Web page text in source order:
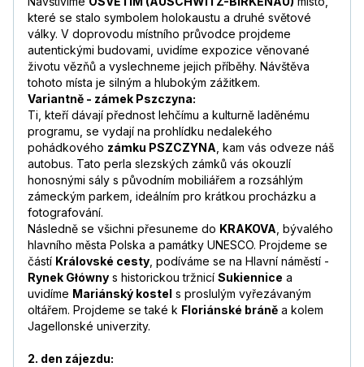
které se stalo symbolem holokaustu a druhé světové
války. V doprovodu místního průvodce projdeme
autentickými budovami, uvidíme expozice věnované
životu vězňů a vyslechneme jejich příběhy. Návštěva
tohoto místa je silným a hlubokým zážitkem.
Variantně - zámek Pszczyna:
Ti, kteří dávají přednost lehčímu a kulturně laděnému
programu, se vydají na prohlídku nedalekého
pohádkového zámku PSZCZYNA , kam vás odveze náš
autobus. Tato perla slezských zámků vás okouzlí
honosnými sály s původním mobiliářem a rozsáhlým
zámeckým parkem, ideálním pro krátkou procházku a
fotografování.
Následně se všichni přesuneme do KRAKOVA , bývalého
hlavního města Polska a památky UNESCO. Projdeme se
částí Královské cesty , podíváme se na Hlavní náměstí -
Rynek Główny s historickou tržnicí Sukiennice a
uvidíme Mariánský kostel s proslulým vyřezávaným
oltářem. Projdeme se také k Floriánské bráně a kolem
Jagellonské univerzity.
2. den zájezdu: